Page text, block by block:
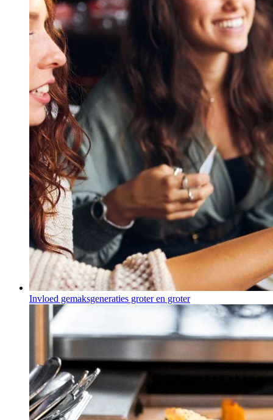
Invloed gemaksgeneraties groter en groter